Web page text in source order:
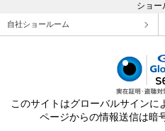
ショー
自社ショールーム
このサイトはグローバルサイン
ページからの情報送信は暗